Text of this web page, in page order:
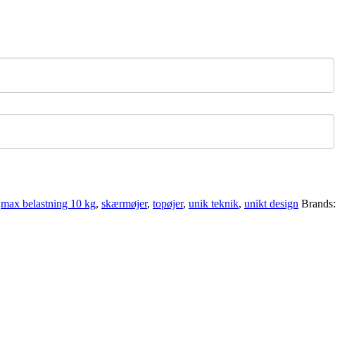
max belastning 10 kg, skærmøjer, topøjer, unik teknik, unikt design Brands: